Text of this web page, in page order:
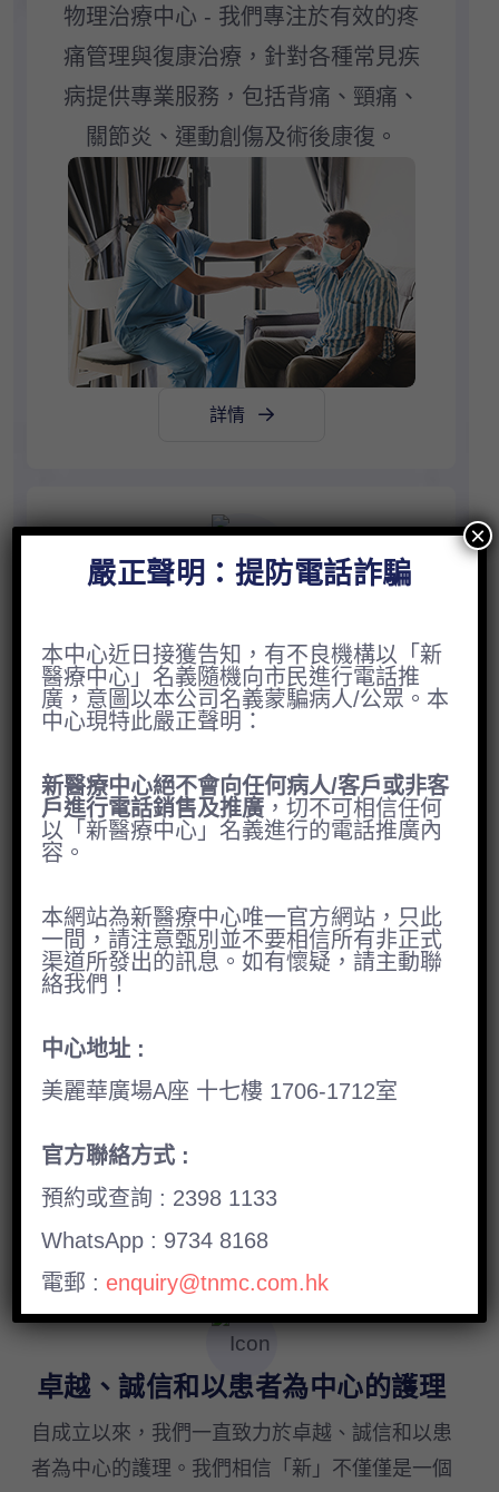
物理治療中心 - 我們專注於有效的疼
痛管理與復康治療，針對各種常見疾
病提供專業服務，包括背痛、頸痛、
關節炎、運動創傷及術後康復。
詳情
可用的服務 - 心臟學, 減肥手術, 乳房
手術, 頭頸外科, 胃腸病學和肝病學,
科和創傷手術 泌尿科 婦科和泌尿婦科
詳情
卓越、誠信和以患者為中心的護理
自成立以來，我們一直致力於卓越、誠信和以患
者為中心的護理。我們相信「新」不僅僅是一個
嚴正聲明：提防電話詐騙
本中心近日接獲告知，有不良機構以「新
醫療中心」名義隨機向市民進行電話推
廣，意圖以本公司名義蒙騙病人/公眾。本
中心現特此嚴正聲明：
新醫療中心絕不會向任何病人/客戶或非客
戶進行電話銷售及推廣 ，切不可相信任何
以「新醫療中心」名義進行的電話推廣內
容。
本網站為新醫療中心唯一官方網站，只此
一間，請注意甄別並不要相信所有非正式
渠道所發出的訊息。如有懷疑，請主動聯
絡我們！
中心地址 :
美麗華廣場A座 十七樓 1706-1712室
官方聯絡方式 :
預約或查詢 : 2398 1133
WhatsApp : 9734 8168
電郵 : enquiry@tnmc.com.hk
×